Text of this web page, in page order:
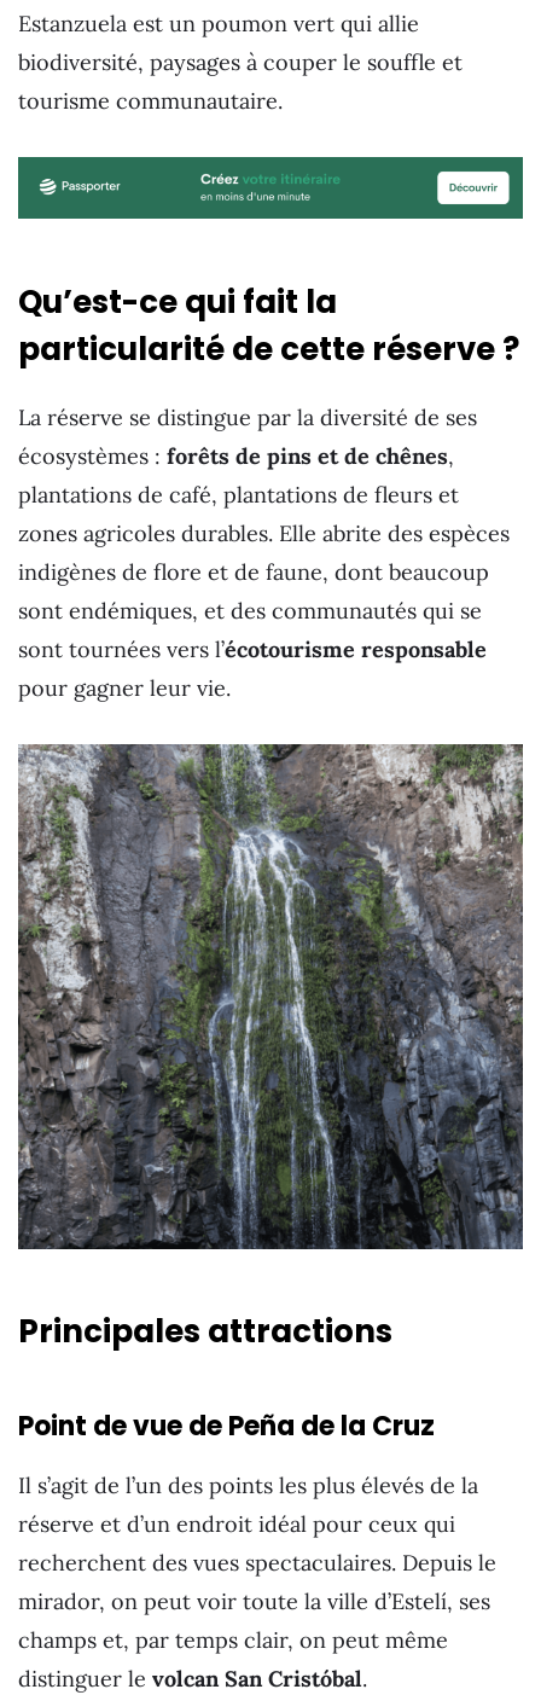
Estanzuela est un poumon vert qui allie
biodiversité, paysages à couper le souffle et
tourisme communautaire.
Qu’est-ce qui fait la
particularité de cette réserve ?
La réserve se distingue par la diversité de ses
écosystèmes : forêts de pins et de chênes,
plantations de café, plantations de fleurs et
zones agricoles durables. Elle abrite des espèces
indigènes de flore et de faune, dont beaucoup
sont endémiques, et des communautés qui se
sont tournées vers l’écotourisme responsable
pour gagner leur vie.
Principales attractions
Point de vue de Peña de la Cruz
Il s’agit de l’un des points les plus élevés de la
réserve et d’un endroit idéal pour ceux qui
recherchent des vues spectaculaires. Depuis le
mirador, on peut voir toute la ville d’Estelí, ses
champs et, par temps clair, on peut même
distinguer le volcan San Cristóbal.